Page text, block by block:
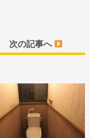
次の記事へ